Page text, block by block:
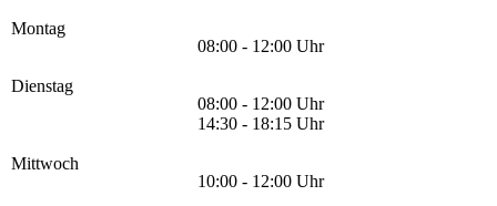
Montag
08:00 - 12:00 Uhr
Dienstag
08:00 - 12:00 Uhr
14:30 - 18:15 Uhr
Mittwoch
10:00 - 12:00 Uhr